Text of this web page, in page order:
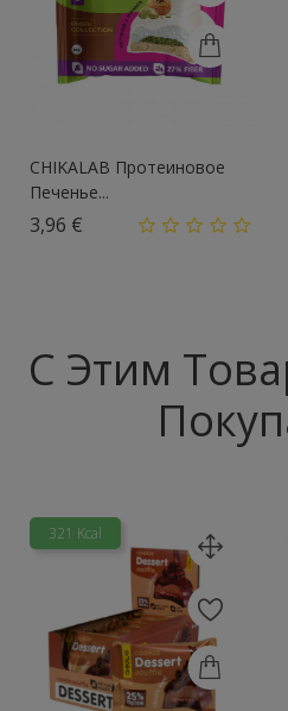
CHIKALAB Протеиновое
Печенье...
3,96 €
С Этим
321 Kcal